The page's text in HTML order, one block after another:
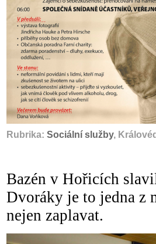
Rubrika: Sociální služby,
Bazén v Hořicích
Dvoráky je to jedna z
nejen zaplavat.